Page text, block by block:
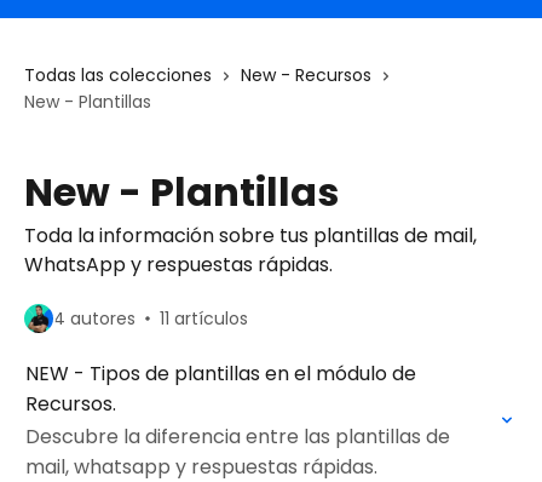
Todas las colecciones
New - Recursos
New - Plantillas
New - Plantillas
Toda la información sobre tus plantillas de mail,
WhatsApp y respuestas rápidas.
4 autores 11 artículos
NEW - Tipos de plantillas en el módulo de
Recursos.
Descubre la diferencia entre las plantillas de
mail, whatsapp y respuestas rápidas.